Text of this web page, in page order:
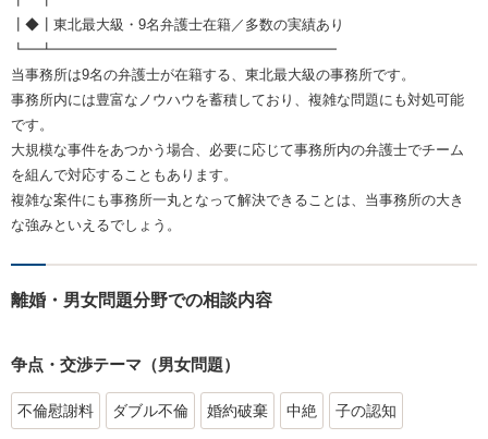
┃◆┃東北最大級・9名弁護士在籍／多数の実績あり
┗━┻━━━━━━━━━━━━━━━━━━━━
当事務所は9名の弁護士が在籍する、東北最大級の事務所です。
事務所内には豊富なノウハウを蓄積しており、複雑な問題にも対処可能
です。
大規模な事件をあつかう場合、必要に応じて事務所内の弁護士でチーム
を組んで対応することもあります。
複雑な案件にも事務所一丸となって解決できることは、当事務所の大き
な強みといえるでしょう。
離婚・男女問題分野での相談内容
争点・交渉テーマ（男女問題）
不倫慰謝料 ダブル不倫 婚約破棄 中絶 子の認知